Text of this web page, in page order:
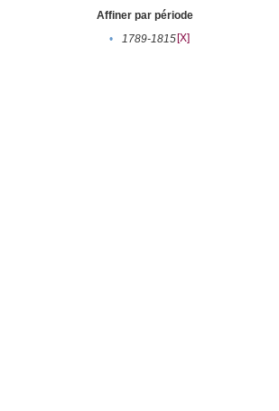
Affiner par période
•
1789-1815[X]